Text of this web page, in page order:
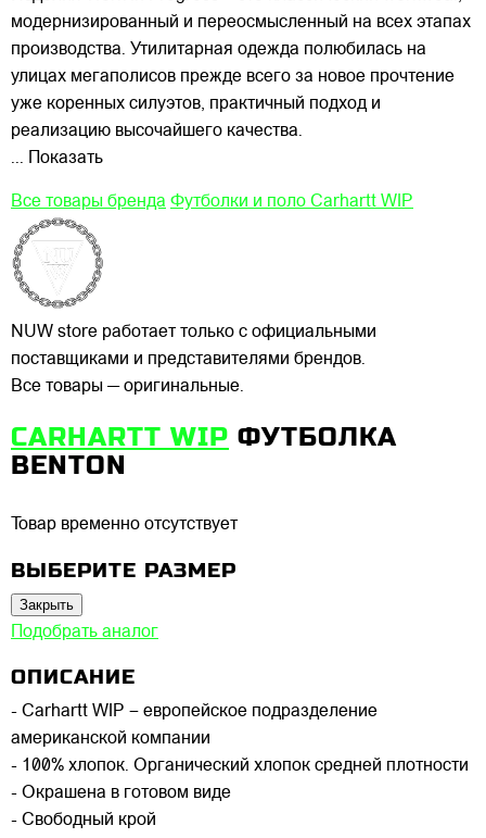
модернизированный и переосмысленный на всех этапах
производства. Утилитарная одежда полюбилась на
улицах мегаполисов прежде всего за новое прочтение
уже коренных силуэтов, практичный подход и
реализацию высочайшего качества.
... Показать
Все товары бренда Футболки и поло Carhartt WIP
NUW store работает только с официальными
поставщиками и представителями брендов.
Все товары — оригинальные.
CARHARTT WIP ФУТБОЛКА
BENTON
Товар временно отсутствует
ВЫБЕРИТЕ РАЗМЕР
Закрыть
Подобрать аналог
ОПИСАНИЕ
- Carhartt WIP – европейское подразделение
американской компании
- 100% хлопок. Органический хлопок средней плотности
- Окрашена в готовом виде
- Свободный крой